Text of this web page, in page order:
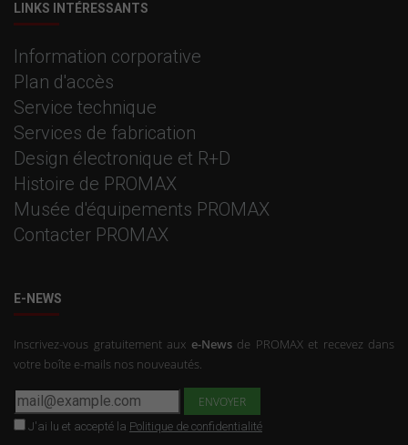
LINKS INTÉRESSANTS
Information corporative
Plan d'accès
Service technique
Services de fabrication
Design électronique et R+D
Histoire de PROMAX
Musée d'équipements PROMAX
Contacter PROMAX
E-NEWS
Inscrivez-vous gratuitement aux e-Newsde PROMAX et recevez dans
votre boîte e-mails nos nouveautés.
J'ai lu et accepté la Politique de confidentialité